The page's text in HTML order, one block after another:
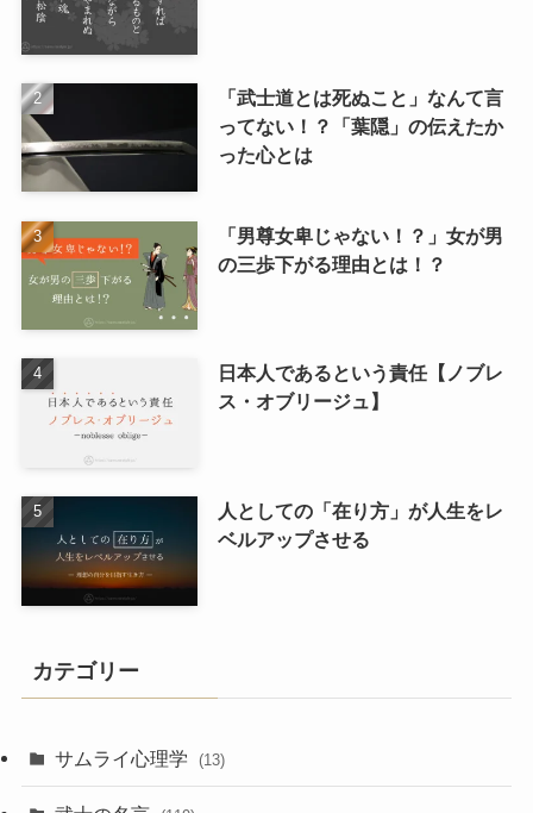
「武士道とは死ぬこと」なんて言
ってない！？「葉隠」の伝えたか
った心とは
「男尊女卑じゃない！？」女が男
の三歩下がる理由とは！？
日本人であるという責任【ノブレ
ス・オブリージュ】
人としての「在り方」が人生をレ
ベルアップさせる
カテゴリー
サムライ心理学 (13)